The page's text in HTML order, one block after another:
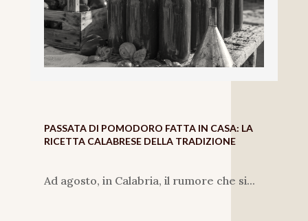
PASSATA DI POMODORO FATTA IN CASA: LA
RICETTA CALABRESE DELLA TRADIZIONE
Ad agosto, in Calabria, il rumore che si...